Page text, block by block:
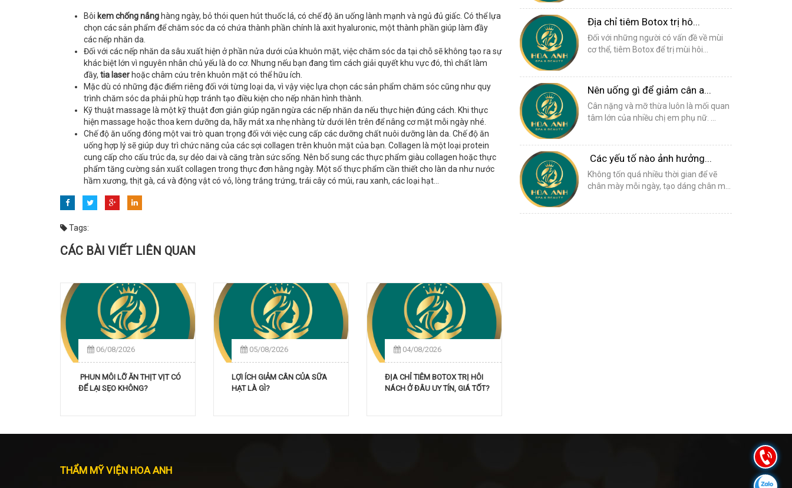
Bôi kem chống nắng hàng ngày, bỏ thói quen hút thuốc lá, có chế độ ăn uống lành mạnh và ngủ đủ giấc. Có thể lựa
chọn các sản phẩm để chăm sóc da có chứa thành phần chính là axit hyaluronic, một thành phần giúp làm đầy
các nếp nhăn da.
Đối với các nếp nhăn da sâu xuất hiện ở phần nửa dưới của khuôn mặt, việc chăm sóc da tại chỗ sẽ không tạo ra sự
khác biệt lớn vì nguyên nhân chủ yếu là do cơ. Nhưng nếu bạn đang tìm cách giải quyết khu vực đó, thì chất làm
đầy, tia laser hoặc châm cứu trên khuôn mặt có thể hữu ích.
Mặc dù có những đặc điểm riêng đối với từng loại da, vì vậy việc lựa chọn các sản phẩm chăm sóc cũng như quy
trình chăm sóc da phải phù hợp tránh tạo điều kiện cho nếp nhăn hình thành.
Kỹ thuật massage là một kỹ thuật đơn giản giúp ngăn ngừa các nếp nhăn da nếu thực hiện đúng cách. Khi thực
hiện massage hoặc thoa kem dưỡng da, hãy mát xa nhẹ nhàng từ dưới lên trên để nâng cơ mặt mỗi ngày nhé.
Chế độ ăn uống đóng một vai trò quan trọng đối với việc cung cấp các dưỡng chất nuôi dưỡng làn da. Chế độ ăn
uống hợp lý sẽ giúp duy trì chức năng của các sợi collagen trên khuôn mặt của bạn. Collagen là một loại protein
cung cấp cho cấu trúc da, sự dẻo dai và căng tràn sức sống. Nên bổ sung các thực phẩm giàu collagen hoặc thực
phẩm tăng cường sản xuất collagen trong thực đơn hằng ngày. Một số thực phẩm cần thiết cho làn da như nước
hầm xương, thịt gà, cá và động vật có vỏ, lòng trắng trứng, trái cây có múi, rau xanh, các loại hạt...
Tags:
CÁC BÀI VIẾT LIÊN QUAN
06/08/2026
PHUN MÔI LỠ ĂN THỊT VỊT CÓ
ĐỂ LẠI SẸO KHÔNG?
05/08/2026
LỢI ÍCH GIẢM CÂN CỦA SỮA
HẠT LÀ GÌ?
04/08/2026
ĐỊA CHỈ TIÊM BOTOX TRỊ HÔI
NÁCH Ở ĐÂU UY TÍN, GIÁ TỐT?
Địa chỉ tiêm Botox trị hô...
Đối với những người có vấn đề về mùi
cơ thể, tiêm Botox để trị mùi hôi...
Nên uống gì để giảm cân a...
Cân nặng và mỡ thừa luôn là mối quan
tâm lớn của nhiều chị em phụ nữ. ...
Các yếu tố nào ảnh hưởng...
Không tốn quá nhiều thời gian để vẽ
chân mày mỗi ngày, tạo dáng chân m...
THẨM MỸ VIỆN HOA ANH